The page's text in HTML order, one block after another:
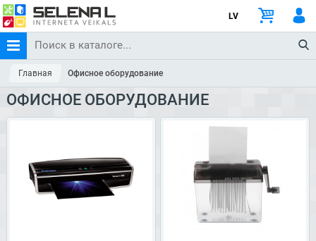
LV
Главная Офисное оборудование
ОФИСНОЕ ОБОРУДОВАНИЕ